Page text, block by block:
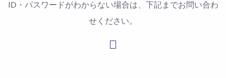
ID・パスワードがわからない場合は、下記までお問い合わ
せください。